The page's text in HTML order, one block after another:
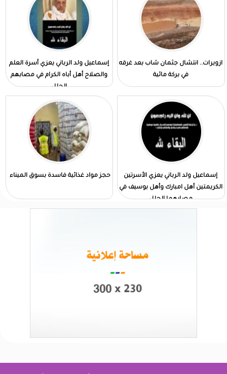
ازويرات.. انتشال جثمان شاب بعد غرقه
في بركة مائية
إسماعيل ولد الرباني يعزي أسرة العلم
والصلاح أهل أباه الكرام في مصابهم
الجلل
إسماعيل ولد الرباني يعزي الأسرتين
الكريمتين أهل امبارك وأهل بوسيف في
مصابهما الجلل
حجز مواد غذائية فاسدة بسوق الميناء